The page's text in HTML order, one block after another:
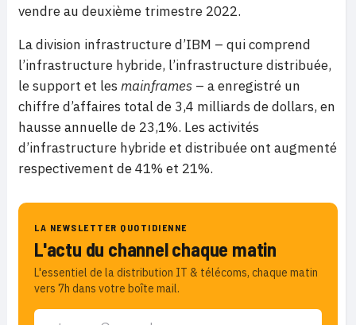
vendre au deuxième trimestre 2022.
La division infrastructure d’IBM – qui comprend
l’infrastructure hybride, l’infrastructure distribuée,
le support et les mainframes – a enregistré un
chiffre d’affaires total de 3,4 milliards de dollars, en
hausse annuelle de 23,1%. Les activités
d’infrastructure hybride et distribuée ont augmenté
respectivement de 41% et 21%.
LA NEWSLETTER QUOTIDIENNE
L'actu du channel chaque matin
L'essentiel de la distribution IT & télécoms, chaque matin
vers 7h dans votre boîte mail.